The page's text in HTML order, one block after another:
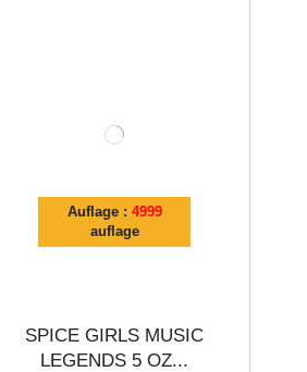
Auflage : 4999
auflage
SPICE GIRLS MUSIC
LEGENDS 5 OZ...